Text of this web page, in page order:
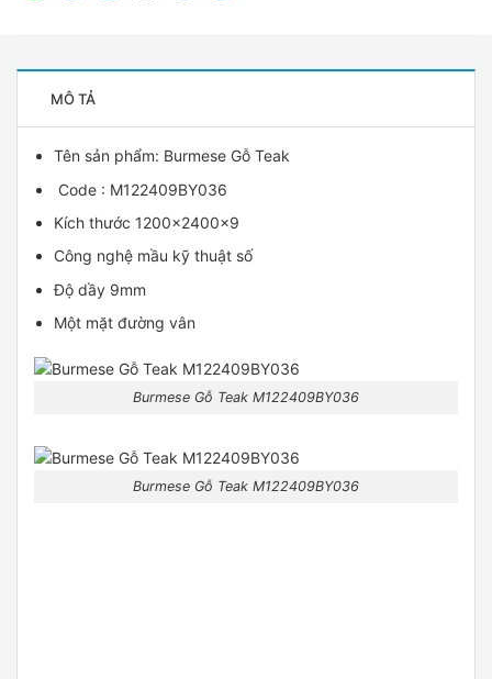
MÔ TẢ
Tên sản phẩm: Burmese Gỗ Teak
Code : M122409BY036
Kích thước 1200x2400x9
Công nghệ mầu kỹ thuật số
Độ dầy 9mm
Một mặt đường vân
Burmese Gỗ Teak M122409BY036
Burmese Gỗ Teak M122409BY036